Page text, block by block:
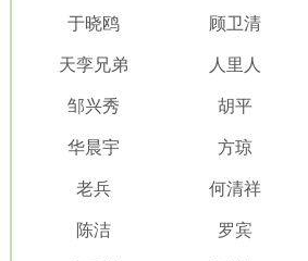
于晓鸥 顾卫清
天孪兄弟 人里人
邹兴秀 胡平
华晨宇 方琼
老兵 何清祥
陈洁 罗宾